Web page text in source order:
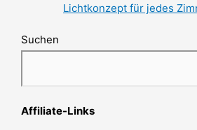
Lichtkonzept für jedes
Suchen
Affiliate-Links